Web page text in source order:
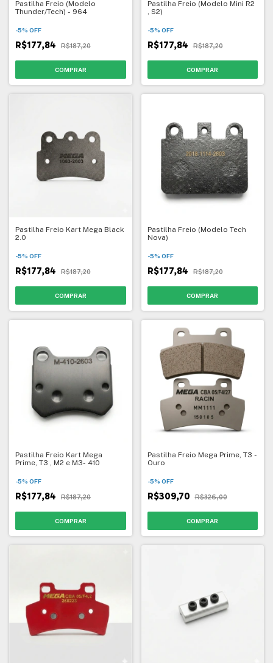
Pastilha Freio (Modelo
Thunder/Tech) - 964
-5% OFF
R$177,84 R$187,20
Pastilha Freio (Modelo Mini R2
, S2)
-5% OFF
R$177,84 R$187,20
Pastilha Freio Kart Mega Black
2.0
-5% OFF
R$177,84 R$187,20
Pastilha Freio (Modelo Tech
Nova)
-5% OFF
R$177,84 R$187,20
Pastilha Freio Kart Mega
Prime, T3 , M2 e M3- 410
-5% OFF
R$177,84 R$187,20
Pastilha Freio Mega Prime, T3 -
Ouro
-5% OFF
R$309,70 R$326,00